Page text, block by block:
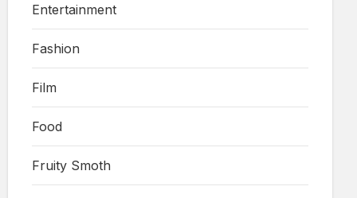
Entertainment
Fashion
Film
Food
Fruity Smoth